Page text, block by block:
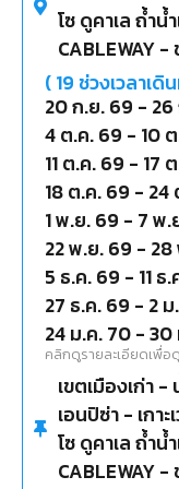
โซ ดูคาเล ถ้ำ
CABLEWAY
(19ช่วงเวลาเดิ
20 ก.ย. 69 -
4 ต.ค. 69 - 10
11 ต.ค. 69 - 17
18 ต.ค. 69 - 24
1 พ.ย. 69 - 7 พ.
22 พ.ย. 69 - 28
5 ธ.ค. 69 - 11 ธ
27 ธ.ค. 69 - 2
24 ม.ค. 70-30
คลิกดูรายละเอียดเพื่อ
เขตเมืองเก่า
เอนปิซ่า - เกา
โซ ดูคาเล ถ้ำ
CABLEWAY